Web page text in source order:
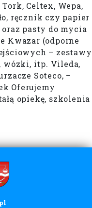
Celtex, Wepa,
ręcznik czy papier
pasty do mycia
Kwazar (odporne
– zestawy
wózki, itp. Vileda,
Soteco, –
Oferujemy
opiekę, szkolenia